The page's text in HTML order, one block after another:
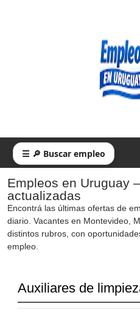
☰ 🔎 Buscar empleo
Empleos en Uruguay
actualizadas
Encontrá las últimas ofertas de
diario. Vacantes en Montevideo,
distintos rubros, con
empleo.
Auxiliares de